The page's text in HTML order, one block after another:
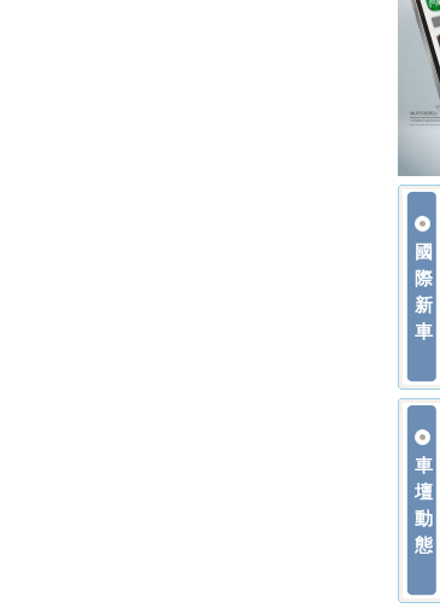
國
際
新
車
車
壇
動
態